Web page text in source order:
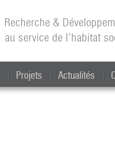
contenu
principal
Recherche &
au service de l’habitat
Projets Actualités